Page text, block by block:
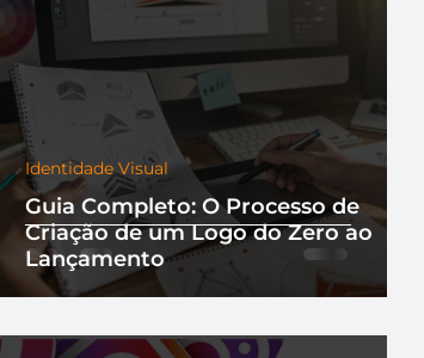
Guia Completo: O Processo de
Criação de um Logo do Zero ao
Lançamento
Identidade Visual